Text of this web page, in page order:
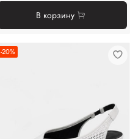
В корзину
-20%